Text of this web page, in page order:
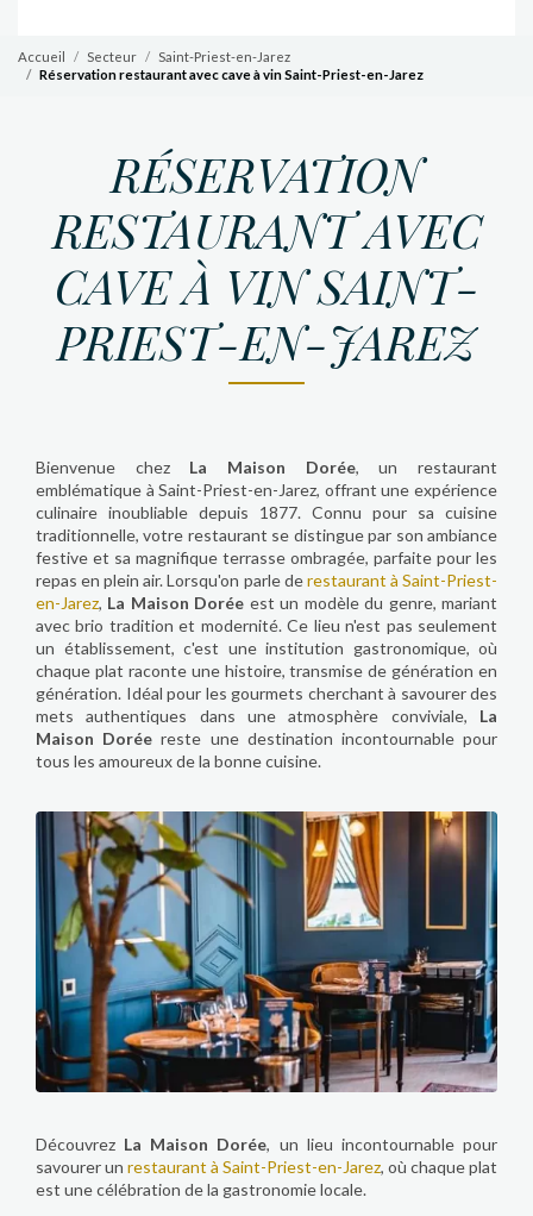
Accueil Secteur
Saint-Priest-en-Jarez
Réservation restaurant avec cave à vin Saint-Priest-en-Jarez
RÉSERVATION
RESTAURANT AVEC
CAVE À VIN SAINT-
PRIEST-EN-JAREZ
Bienvenue chez La Maison Dorée, un restaurant
emblématique à Saint-Priest-en-Jarez, offrant une expérience
culinaire inoubliable depuis 1877. Connu pour sa cuisine
traditionnelle, votre restaurant se distingue par son ambiance
festive et sa magnifique terrasse ombragée, parfaite pour les
repas en plein air. Lorsqu'on parle derestaurant à Saint-Priest-
en-Jarez, La Maison Dorée est un modèle du genre, mariant
avec brio tradition et modernité. Ce lieu n'est pas seulement
un établissement, c'est une institution gastronomique, où
chaque plat raconte une histoire, transmise de génération en
génération. Idéal pour les gourmets cherchant à savourer des
mets authentiques dans une atmosphère conviviale, La
Maison Dorée reste une destination incontournable pour
tous les amoureux de la bonne cuisine.
Découvrez La Maison Dorée, un lieu incontournable pour
savourer un restaurant à Saint-Priest-en-Jarez, où chaque plat
est une célébration de la gastronomie locale.